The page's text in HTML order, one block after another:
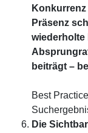
Präsenz
wiederholte
beiträgt –
Best
Die